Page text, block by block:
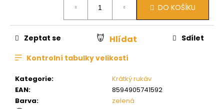
DO KOŠÍKU
Kategorie:
Krátký rukáv
EAN:
8594905741592
Barva: zelená
Zeptat se Hlídat Sdílet
Kontrolní tabulky velikostí